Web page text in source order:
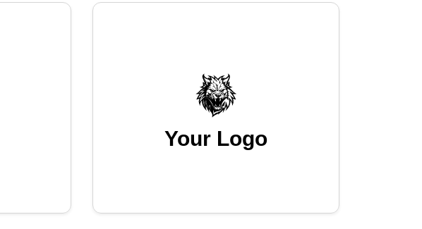
Your Logo